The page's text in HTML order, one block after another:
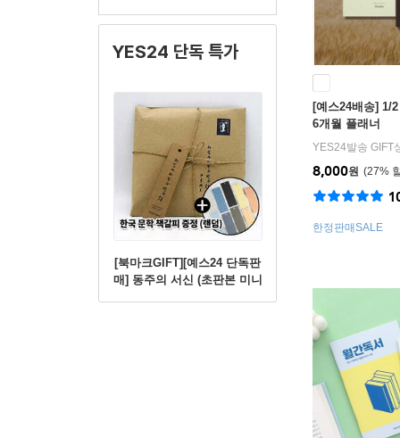
YES24 단독 특가
[북마크GIFT][예스24 단독판
매] 동주의 서신 (초판본 미니
[예스24배송] 1/
6개월 플래너
YES24발송 GIFT
27%
8,000원
한정판매SALE